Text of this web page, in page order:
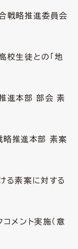
進委員会
との「地
部会 素
推進本部 素案
に対する
実施（意